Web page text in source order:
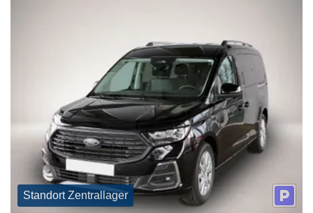
Standort Zentrallager